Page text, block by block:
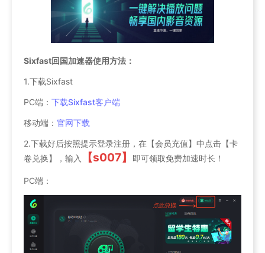
Sixfast回国加速器使用方法：
1.下载Sixfast
PC端： 下载Sixfast客户端
移动端： 官网下载
2.下载好后按照提示登录注册，在【会员充值】中点击【卡
卷兑换】，输入
【s007】 即可领取免费加速时长！
PC端：